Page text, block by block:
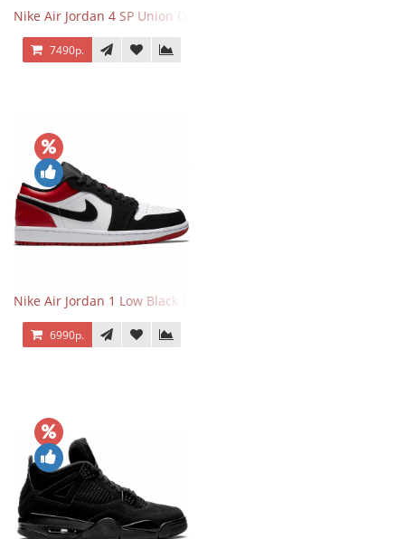
Nike Air Jordan 4 SP Union Off Noir
7490р.
Nike Air Jordan 1 Low Black Toe
6990р.